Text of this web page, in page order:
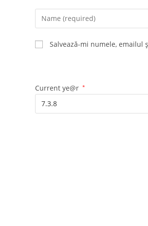
Enter
your
name
or
comment
Salvează-mi numele, emailul
Current ye@r *